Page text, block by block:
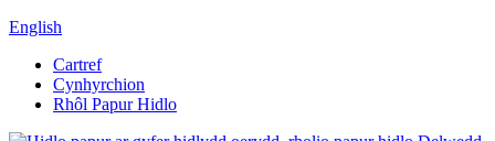
English
Cartref
Cynhyrchion
Rhôl Papur Hidlo